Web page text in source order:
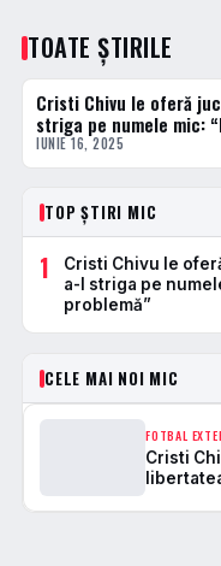
TOATE ȘTIRILE
FOTBAL EXTERN
Cristi Chivu le oferă
striga pe numele mic:
IUNIE 16, 2025
TOP ȘTIRI MIC
1
Cristi Chivu le
a-l striga pe
problemă”
CELE MAI NOI MIC
FOTBAL
Cristi